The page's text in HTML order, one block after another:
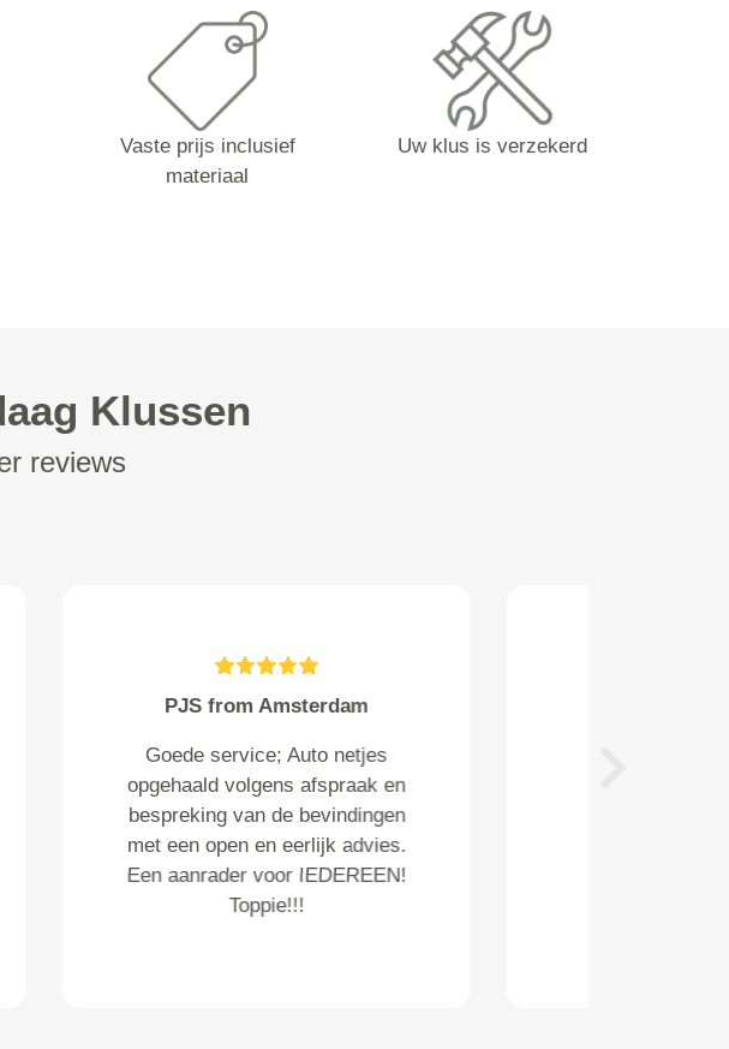
Vaste prijs inclusief
materiaal
Uw klus is verzekerd
Klussen
reviews
Redeker from
Heb alweer 3 jaar me apk en
beurten laten regel door
vandaag en ben zeer tevreden
over hun geeft ze een dikke 10